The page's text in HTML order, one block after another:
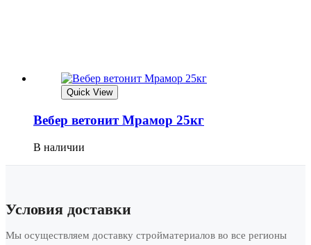
Quick View
Вебер ветонит Мрамор 25кг
В наличии
Условия доставки
Мы осуществляем доставку стройматериалов во все регионы